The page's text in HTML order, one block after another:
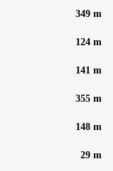
349 m
124 m
141 m
355 m
148 m
29 m